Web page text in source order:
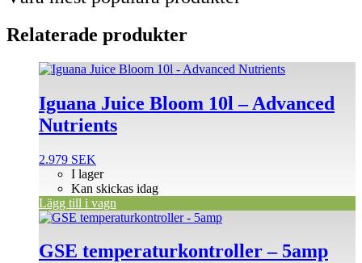
Relaterade produkter
Iguana Juice Bloom 10l – Advanced
Nutrients
2.979 SEK
I lager
Kan skickas idag
Lägg till i vagn
GSE temperaturkontroller – 5amp